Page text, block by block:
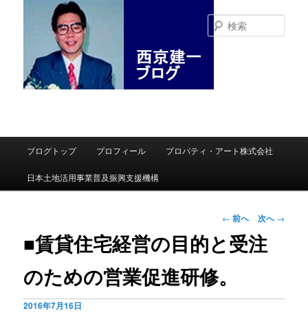
索
メインメニュー
メインコンテンツへ移動
サブコンテンツへ移動
ブログトップ プロフィール プロパティ・アート株式会社
日本土地活用事業普及振興支援機構
投稿ナビゲーシ
← 前へ 次へ→
■賃貸住宅経営の目的と受注
のための営業促進研修。
2016年7月16日